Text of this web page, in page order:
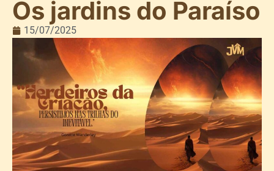
Os jardins do Paraíso
15/07/2025